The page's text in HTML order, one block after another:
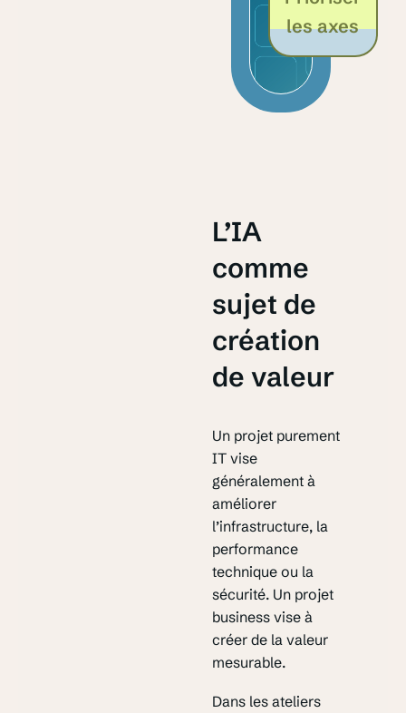
les axes
L’IA
comme
sujet de
création
de valeur
Un projet purement
IT vise
généralement à
améliorer
l’infrastructure, la
performance
technique ou la
sécurité. Un projet
business vise à
créer de la valeur
mesurable.
Dans les ateliers